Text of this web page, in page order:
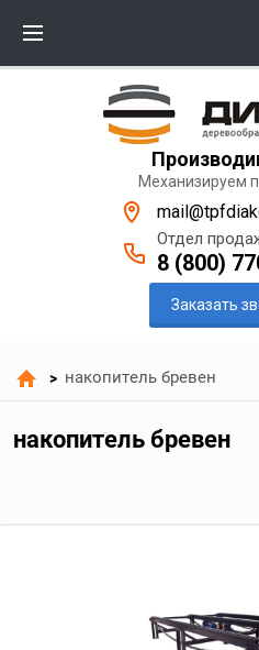
Механизируем
Отдел
8 (800)
Заказать
> накопитель бревен
накопитель бревен